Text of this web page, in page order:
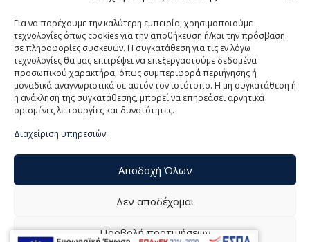
Για να παρέχουμε την καλύτερη εμπειρία, χρησιμοποιούμε
τεχνολογίες όπως cookies για την αποθήκευση ή/και την πρόσβαση
σε πληροφορίες συσκευών. Η συγκατάθεση για τις εν λόγω
τεχνολογίες θα μας επιτρέψει να επεξεργαστούμε δεδομένα
προσωπικού χαρακτήρα, όπως συμπεριφορά περιήγησης ή
μοναδικά αναγνωριστικά σε αυτόν τον ιστότοπο. Η μη συγκατάθεση ή
η ανάκληση της συγκατάθεσης, μπορεί να επηρεάσει αρνητικά
ορισμένες λειτουργίες και δυνατότητες.
Διαχείριση υπηρεσιών
Αποδοχή Όλων
Δεν αποδέχομαι
Προβολή προτιμήσεων
NSD 620
© 2021 ΤΟΥΜΠΕΛΗΣ Α.Ε., All Rights Reserved | Powered by